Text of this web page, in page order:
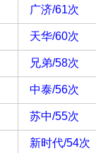
广济/61次
天华/60次
兄弟/58次
中泰/56次
苏中/55次
新时代/54次